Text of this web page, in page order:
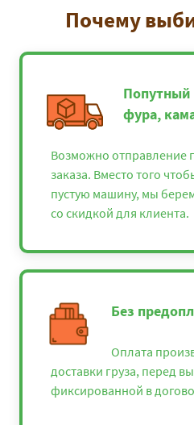
Почему
Попутный
фура,
Возможно отправление
заказа. Вместо того
пустую машину, мы
со скидкой для клиента.
Без
Оплата
доставки груза, перед
фиксированной в